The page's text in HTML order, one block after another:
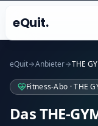
eQuit.
eQuit Anbieter THE
Fitness-Abo · THE
Das THE-